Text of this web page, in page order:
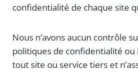
confidentialité de chaque site
Nous n’avons aucun contrôle
politiques de confidentialité ou
tout site ou service tiers et